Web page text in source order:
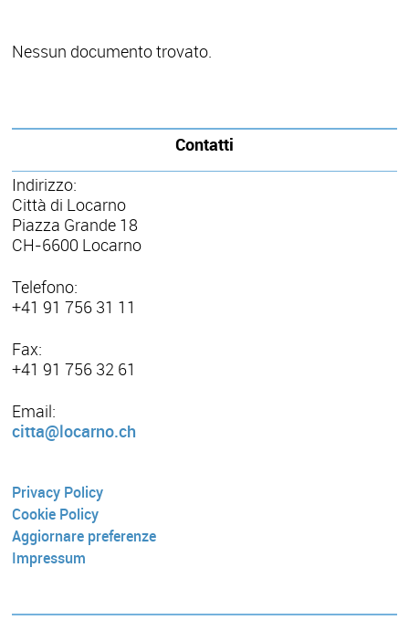
Nessun documento trovato.
Contatti
Indirizzo:
Città di Locarno
Piazza Grande 18
CH-6600 Locarno
Telefono:
+41 91 756 31 11
Fax:
+41 91 756 32 61
Email:
citta@locarno.ch
Privacy Policy
Cookie Policy
Aggiornare preferenze
Impressum